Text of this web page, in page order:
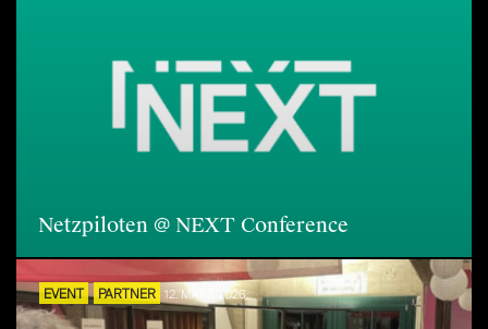
Netzpiloten @ NEXT Conference
EVENT PARTNER 12. MÄRZ 2026